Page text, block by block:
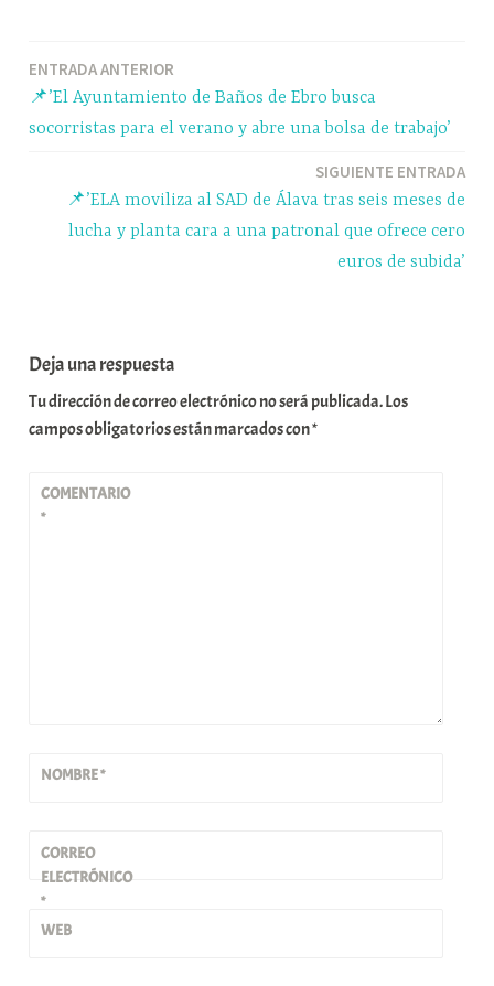
pp m rti
r
Navegación
de
ENTRADA ANTERIOR
📌’El Ayuntamiento de Baños de Ebro busca
socorristas para el verano y abre una bolsa de trabajo’
SIGUIENTE ENTRADA
📌’ELA moviliza al SAD de Álava tras seis meses de
lucha y planta cara a una patronal que ofrece cero
euros de subida’
Deja una respuesta
Tu dirección de correo electrónico no será publicada.Los
campos obligatorios están marcados con*
COMENTARIO
*
NOMBRE*
CORREO
ELECTRÓNICO
*
WEB